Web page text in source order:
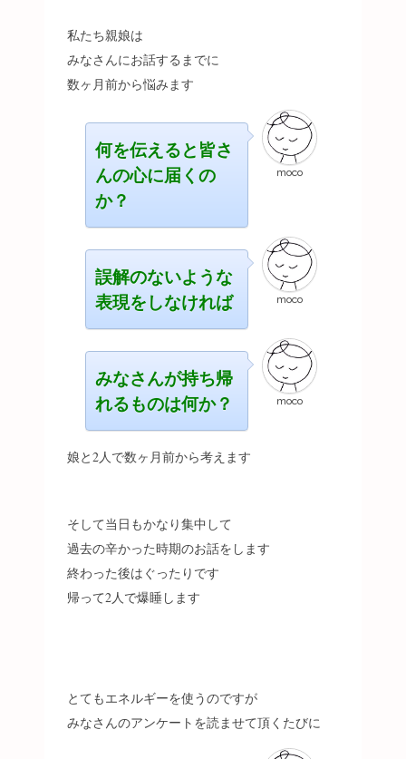
私たち親娘は
みなさんにお話するまでに
数ヶ月前から悩みます
moco
何を伝えると皆さ
んの心に届くの
か？
moco
誤解のないような
表現をしなければ
moco
みなさんが持ち帰
れるものは何か？
娘と2人で数ヶ月前から考えます
そして当日もかなり集中して
過去の辛かった時期のお話をします
終わった後はぐったりです
帰って2人で爆睡します
とてもエネルギーを使うのですが
みなさんのアンケートを読ませて頂くたびに